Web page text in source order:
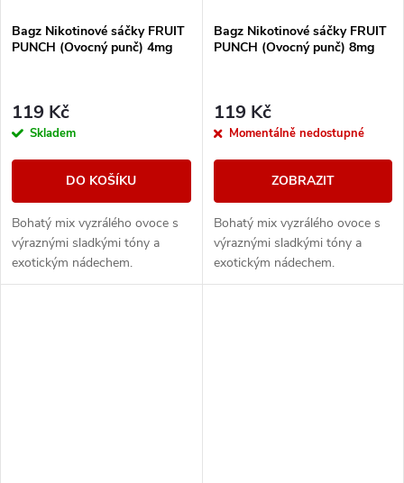
Bagz Nikotinové sáčky FRUIT
PUNCH (Ovocný punč) 4mg
119 Kč
Skladem
DO KOŠÍKU
Bohatý mix vyzrálého ovoce s
výraznými sladkými tóny a
exotickým nádechem.
Bagz Nikotinové sáčky FRUIT
PUNCH (Ovocný punč) 8mg
119 Kč
Momentálně nedostupné
ZOBRAZIT
Bohatý mix vyzrálého ovoce s
výraznými sladkými tóny a
exotickým nádechem.